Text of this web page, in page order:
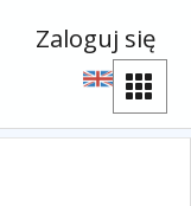
Zaloguj się